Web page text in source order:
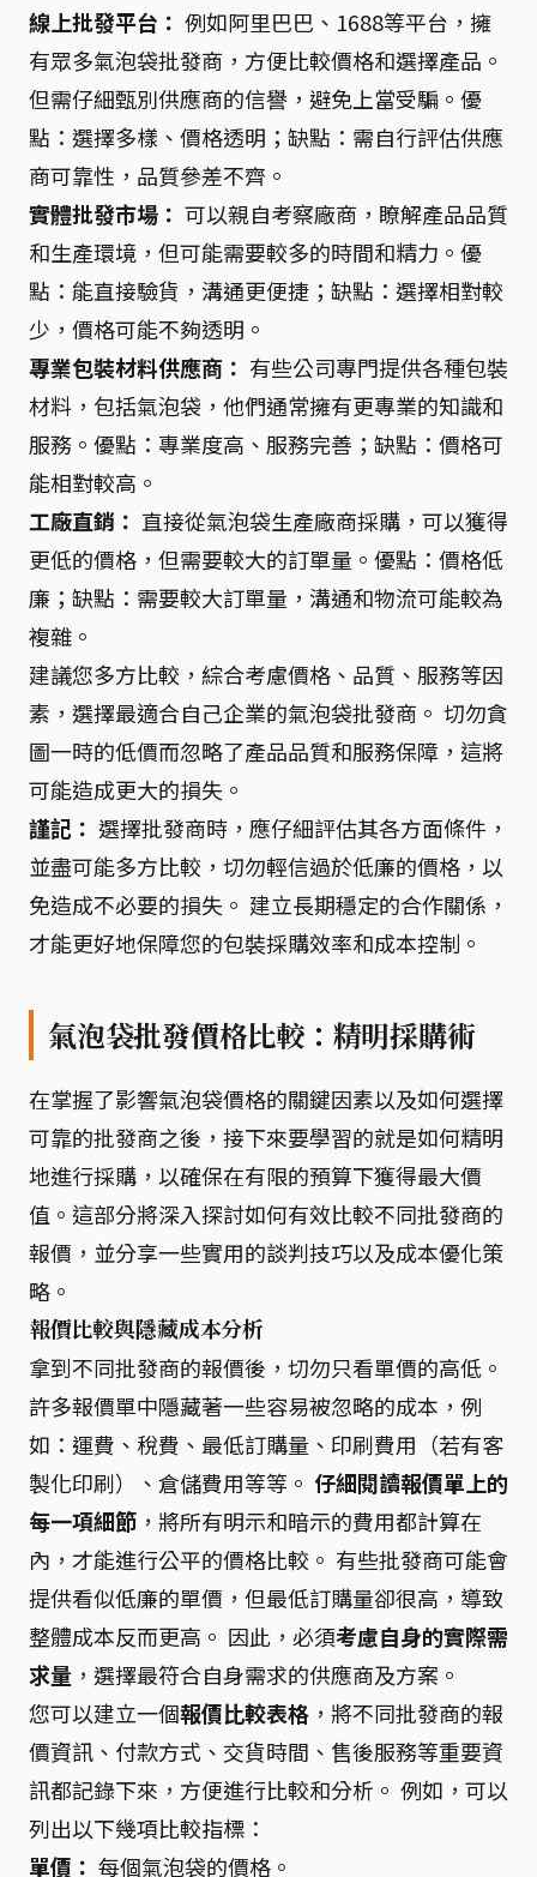
線上批發平台： 例如阿里巴巴、1688等平台，擁
有眾多氣泡袋批發商，方便比較價格和選擇產品。
但需仔細甄別供應商的信譽，避免上當受騙。優
點：選擇多樣、價格透明；缺點：需自行評估供應
商可靠性，品質參差不齊。
實體批發市場： 可以親自考察廠商，瞭解產品品質
和生產環境，但可能需要較多的時間和精力。優
點：能直接驗貨，溝通更便捷；缺點：選擇相對較
少，價格可能不夠透明。
專業包裝材料供應商： 有些公司專門提供各種包裝
材料，包括氣泡袋，他們通常擁有更專業的知識和
服務。優點：專業度高、服務完善；缺點：價格可
能相對較高。
工廠直銷： 直接從氣泡袋生產廠商採購，可以獲得
更低的價格，但需要較大的訂單量。優點：價格低
廉；缺點：需要較大訂單量，溝通和物流可能較為
複雜。
建議您多方比較，綜合考慮價格、品質、服務等因
素，選擇最適合自己企業的氣泡袋批發商。 切勿貪
圖一時的低價而忽略了產品品質和服務保障，這將
可能造成更大的損失。
謹記： 選擇批發商時，應仔細評估其各方面條件，
並盡可能多方比較，切勿輕信過於低廉的價格，以
免造成不必要的損失。 建立長期穩定的合作關係，
才能更好地保障您的包裝採購效率和成本控制。
氣泡袋批發價格比較：精明採購術
在掌握了影響氣泡袋價格的關鍵因素以及如何選擇
可靠的批發商之後，接下來要學習的就是如何精明
地進行採購，以確保在有限的預算下獲得最大價
值。這部分將深入探討如何有效比較不同批發商的
報價，並分享一些實用的談判技巧以及成本優化策
略。
報價比較與隱藏成本分析
拿到不同批發商的報價後，切勿只看單價的高低。
許多報價單中隱藏著一些容易被忽略的成本，例
如：運費、稅費、最低訂購量、印刷費用（若有客
製化印刷）、倉儲費用等等。 仔細閱讀報價單上的
每一項細節 ，將所有明示和暗示的費用都計算在
內，才能進行公平的價格比較。 有些批發商可能會
提供看似低廉的單價，但最低訂購量卻很高，導致
整體成本反而更高。 因此，必須考慮自身的實際需
求量 ，選擇最符合自身需求的供應商及方案。
您可以建立一個報價比較表格 ，將不同批發商的報
價資訊、付款方式、交貨時間、售後服務等重要資
訊都記錄下來，方便進行比較和分析。 例如，可以
列出以下幾項比較指標：
單價： 每個氣泡袋的價格。